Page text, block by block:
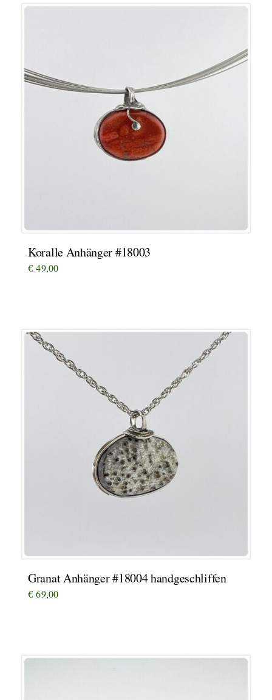
Koralle Anhänger #18003
€ 49,00
Granat Anhänger #18004 handgeschliffen
€ 69,00